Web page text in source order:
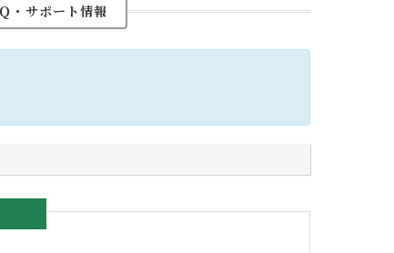
・サポート情報